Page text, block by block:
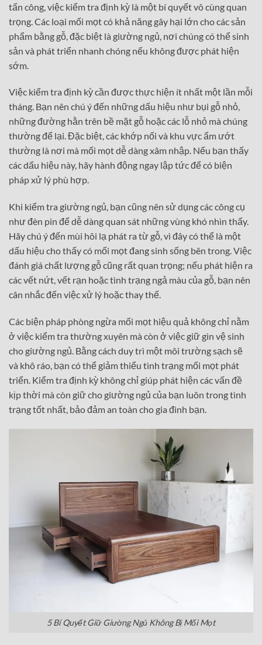
tấn công, việc kiểm tra định kỳ là một bí quyết vô cùng quan
trọng. Các loại mối mọt có khả năng gây hại lớn cho các sản
phẩm bằng gỗ, đặc biệt là giường ngủ, nơi chúng có thể sinh
sản và phát triển nhanh chóng nếu không được phát hiện
sớm.
Việc kiểm tra định kỳ cần được thực hiện ít nhất một lần mỗi
tháng. Bạn nên chú ý đến những dấu hiệu như bụi gỗ nhỏ,
những đường hằn trên bề mặt gỗ hoặc các lỗ nhỏ mà chúng
thường để lại. Đặc biệt, các khớp nối và khu vực ẩm ướt
thường là nơi mà mối mọt dễ dàng xâm nhập. Nếu bạn thấy
các dấu hiệu này, hãy hành động ngay lập tức để có biện
pháp xử lý phù hợp.
Khi kiểm tra giường ngủ, bạn cũng nên sử dụng các công cụ
như đèn pin để dễ dàng quan sát những vùng khó nhìn thấy.
Hãy chú ý đến mùi hôi lạ phát ra từ gỗ, vì đây có thể là một
dấu hiệu cho thấy có mối mọt đang sinh sống bên trong. Việc
đánh giá chất lượng gỗ cũng rất quan trọng; nếu phát hiện ra
các vết nứt, vết rạn hoặc tình trạng ngả màu của gỗ, bạn nên
cân nhắc đến việc xử lý hoặc thay thế.
Các biện pháp phòng ngừa mối mọt hiệu quả không chỉ nằm
ở việc kiểm tra thường xuyên mà còn ở việc giữ gìn vệ sinh
cho giường ngủ. Bằng cách duy trì một môi trường sạch sẽ
và khô ráo, bạn có thể giảm thiểu tình trạng mối mọt phát
triển. Kiểm tra định kỳ không chỉ giúp phát hiện các vấn đề
kịp thời mà còn giữ cho giường ngủ của bạn luôn trong tình
trạng tốt nhất, bảo đảm an toàn cho gia đình bạn.
5 Bí Quyết Giữ Giường Ngủ Không Bị Mối Mọt